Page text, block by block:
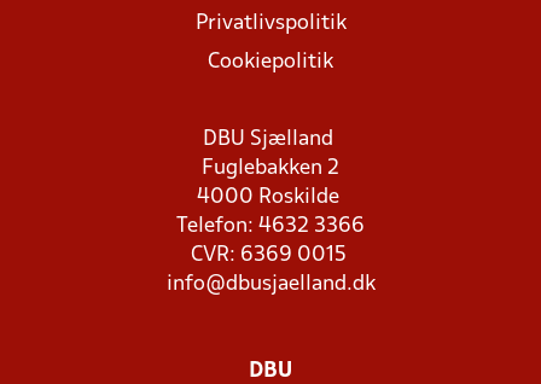
Privatlivspolitik
Cookiepolitik
DBU Sjælland
Fuglebakken 2
4000 Roskilde
Telefon: 4632 3366
CVR: 6369 0015
info@dbusjaelland.dk
DBU